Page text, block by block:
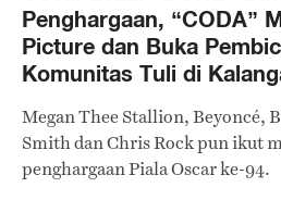
Penghargaan, “CODA”
Picture dan Buka
Komunitas Tuli di
Megan Thee Stallion, Beyoncé,
Smith dan Chris Rock pun ikut
penghargaan Piala Oscar ke-94.